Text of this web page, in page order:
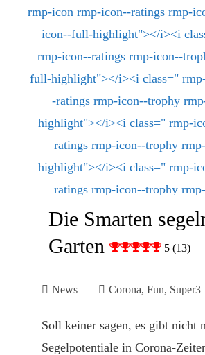
Die Smarten
Garten
5 (13)
News Corona, Fun, Super3
Soll keiner sagen, es gibt nicht
Segelpotentiale in Corona-